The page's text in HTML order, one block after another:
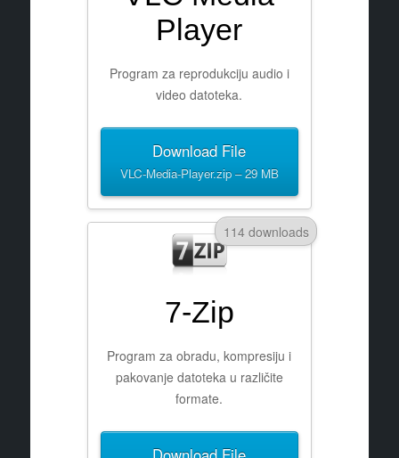
Player
Program za reprodukciju audio i
video datoteka.
Download File
VLC-Media-Player.zip – 29 MB
114 downloads
7-Zip
Program za obradu, kompresiju i
pakovanje datoteka u različite
formate.